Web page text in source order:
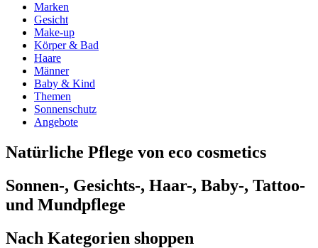
Marken
Gesicht
Make-up
Körper & Bad
Haare
Männer
Baby & Kind
Themen
Sonnenschutz
Angebote
Natürliche Pflege von eco cosmetics
Sonnen-, Gesichts-, Haar-, Baby-, Tattoo-
und Mundpflege
Nach Kategorien shoppen